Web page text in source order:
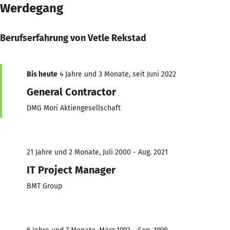
Werdegang
Berufserfahrung von Vetle Rekstad
Bis heute 4 Jahre und 3 Monate, seit Juni 2022
General Contractor
DMG Mori Aktiengesellschaft
21 Jahre und 2 Monate, Juli 2000 - Aug. 2021
IT Project Manager
BMT Group